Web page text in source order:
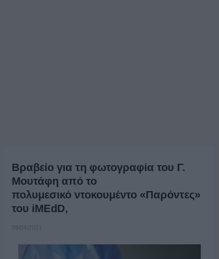
Βραβείο για τη φωτογραφία του Γ.
Μουτάφη από το
πολυμεσικό ντοκουμέντο «Παρόντες»
του iMEdD,
09/04/2021